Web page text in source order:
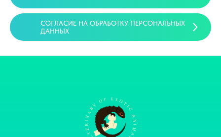
СОГЛАСИЕ НА ОБРАБОТКУ ПЕРСОНАЛЬНЫХ
ДАННЫХ